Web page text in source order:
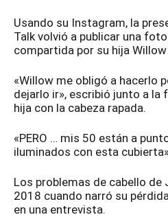
Usando su Instagram, la
Talk volvió a publicar una
compartida por su hija
«Willow me obligó a hacerlo
dejarlo ir», escribió junto a la
hija con la cabeza rapada.
«PERO … mis 50 están a
iluminados con esta
Los problemas de cabello de
2018 cuando narró su
en una entrevista.